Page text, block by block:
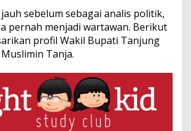
k
i
l
B
u
p
t
sebelum sebagai analis politik,
pernah menjadi wartawan. Berikut
profil Wakil Bupati Tanjung
Tanja.